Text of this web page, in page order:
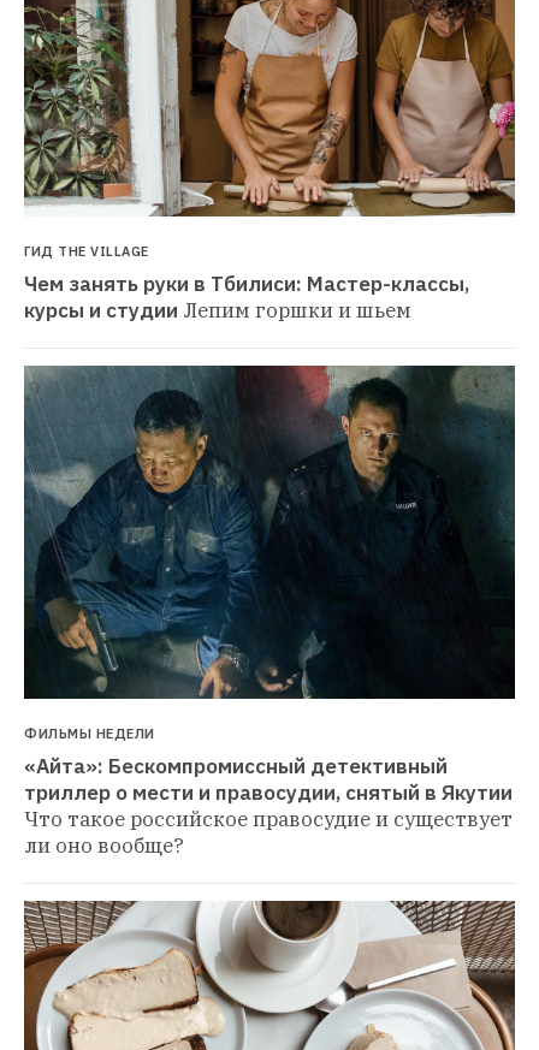
ГИД THE VILLAGE
Чем занять руки в Тбилиси: Мастер-классы,
курсы и студии Лепим горшки и шьем
ФИЛЬМЫ НЕДЕЛИ
«Айта»: Бескомпромиссный детективный
триллер о мести и правосудии, снятый в Якутии
Что такое российское правосудие и существует
ли оно вообще?